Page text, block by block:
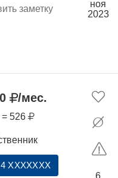
заметку
ноя
2023
/мес.
= 526
XXXXXXX
6